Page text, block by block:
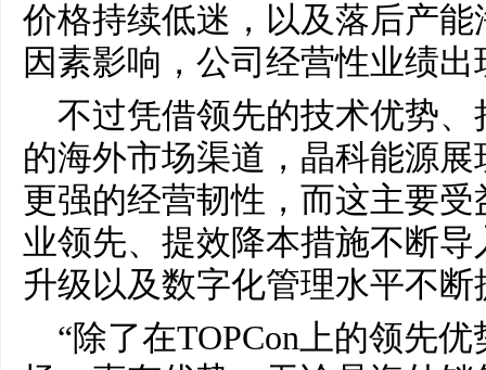
价格持续低迷，以及落后产
因素影响，公司经营性业绩
不过凭借领先的技术优势
的海外市场渠道，晶科能源
更强的经营韧性，而这主要
业领先、提效降本措施不断
升级以及数字化管理水平不断
“除了在TOPCon上的领先